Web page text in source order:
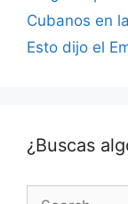
Cubanos en
Esto dijo el
¿Buscas